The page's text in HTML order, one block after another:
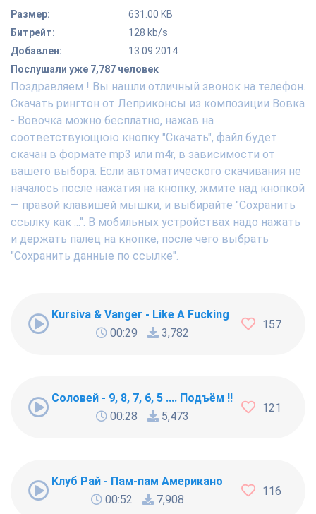
Размер:
631.00 KB
Битрейт:
128 kb/s
Добавлен:
13.09.2014
Послушали уже 7,787 человек
Поздравляем ! Вы нашли отличный звонок на телефон.
Скачать рингтон от Леприконсы из композиции Вовка
- Вовочка можно бесплатно, нажав на
соответствующюю кнопку "Скачать", файл будет
скачан в формате mp3 или m4r, в зависимости от
вашего выбора. Если автоматического скачивания не
началось после нажатия на кнопку, жмите над кнопкой
— правой клавишей мышки, и выбирайте "Сохранить
ссылку как ...". В мобильных устройствах надо нажать
и держать палец на кнопке, после чего выбрать
"Сохранить данные по ссылке".
Kursiva & Vanger - Like A Fucking Newbie
00:29
3,782
157
Соловей - 9, 8, 7, 6, 5 .... Подъём !!!
00:28
5,473
121
Клуб Рай - Пам-пам Американо
00:52
7,908
116